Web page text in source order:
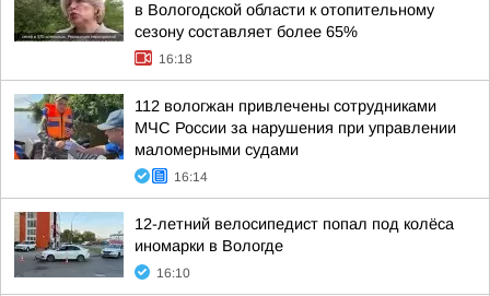
в Вологодской области к отопительному
сезону составляет более 65%
16:18
112 вологжан привлечены сотрудниками
МЧС России за нарушения при управлении
маломерными судами
16:14
12-летний велосипедист попал под колёса
иномарки в Вологде
16:10